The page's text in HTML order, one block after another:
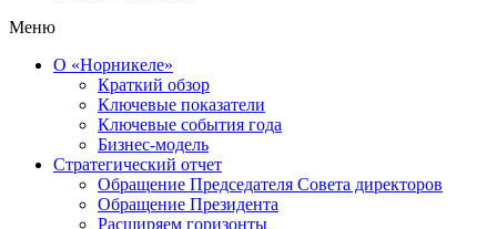
Меню
О «Норникеле»
Краткий обзор
Ключевые показатели
Ключевые события года
Бизнес-модель
Стратегический отчет
Обращение Председателя Совета директоров
Обращение Президента
Расширяем горизонты